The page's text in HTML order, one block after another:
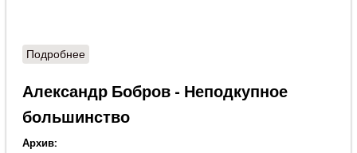
Подробнеео Игорь Друзь - Памяти погибшего воина
Александр Бобров - Неподкупное
большинство
Архив: